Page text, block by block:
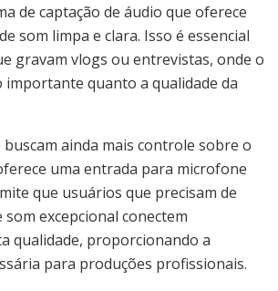
de captação de áudio que oferece
som limpa e clara. Isso é essencial
gravam vlogs ou entrevistas, onde o
quanto a qualidade da
buscam ainda mais controle sobre o
uma entrada para microfone
que usuários que precisam de
som excepcional conectem
qualidade, proporcionando a
para produções profissionais.